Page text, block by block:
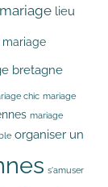
lieu
mariage
bretagne
chic mariage
mariage
organiser un
s'amuser